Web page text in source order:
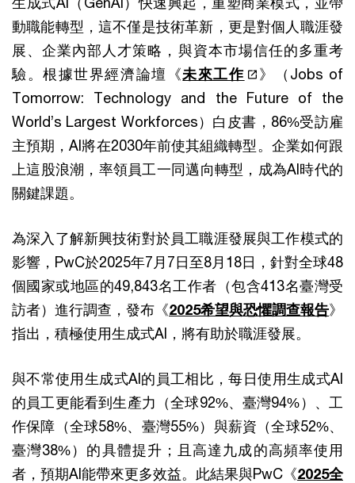
動職能轉型，這不僅是技術革新，更是對個人職涯發
展、企業內部人才策略，與資本市場信任的多重考
驗。根據世界經濟論壇《未來工作
》（Jobs of
Tomorrow: Technology and the Future of the
World’s Largest Workforces）白皮書，86%受訪雇
主預期，AI將在2030年前使其組織轉型。企業如何跟
上這股浪潮，率領員工一同邁向轉型，成為AI時代的
關鍵課題。
為深入了解新興技術對於員工職涯發展與工作模式的
影響，PwC於2025年7月7日至8月18日，針對全球48
個國家或地區的49,843名工作者（包含413名臺灣受
訪者）進行調查，發布《2025希望與恐懼調查報告》
指出，積極使用生成式AI，將有助於職涯發展。
與不常使用生成式AI的員工相比，每日使用生成式AI
的員工更能看到生產力（全球92%、臺灣94%）、工
作保障（全球58%、臺灣55%）與薪資（全球52%、
臺灣38%）的具體提升；且高達九成的高頻率使用
者，預期AI能帶來更多效益。此結果與PwC《2025全